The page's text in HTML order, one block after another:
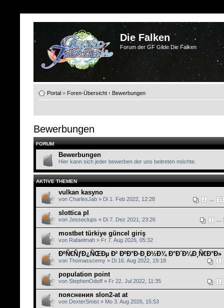
Die Falken
Forum der GF Gilde Die Falken
Portal » Foren-Übersicht ‹ Bewerbungen
Bewerbungen
FORUM
Bewerbungen
Hier kann sich jeder bewerben der uns beitreten möchte.
AKTIVE THEMEN
vulkan kasyno
1
von CharlesJab » Di 1. Feb 2022, 12:28
slottica pl
1
von Jesseclups » Di 7. Dez 2021, 23:26
mostbet türkiye güncel giriş
von Rafaelmah » Fr 7. Aug 2026, 05:32
ÐºÑ€ÑƒÐ¿ÑŒÐµ Ð² ÐºÐ°Ð·Ð¸Ð½Ð¾ Ð°Ð´Ð¼Ð¸Ñ€Ð°Ð»
1
von Thomasscemy » Di 16. Aug 2022, 19:18
population point
1
von StephenOdoff » Fr 22. Jul 2022, 11:35
пояснения slon2-at at
von DexterSmist » Mo 3. Aug 2026, 15:53